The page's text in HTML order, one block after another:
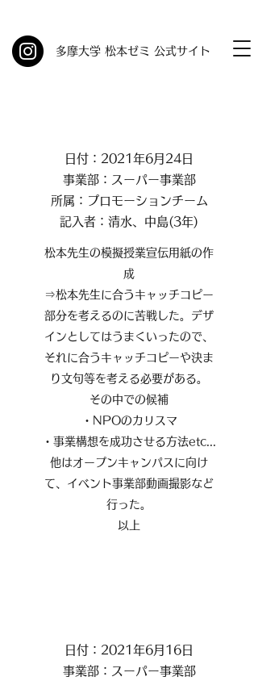
​多摩大学 松本ゼミ 公式サイト
日付：2021年6月24日
事業部：スーパー事業部
所属：プロモーションチーム
記入者：清水、中島(3年)
松本先生の模擬授業宣伝用紙の作
成
⇒松本先生に合うキャッチコピー
部分を考えるのに苦戦した。デザ
インとしてはうまくいったので、
それに合うキャッチコピーや決ま
り文句等を考える必要がある。
その中での候補
・NPOのカリスマ
・事業構想を成功させる方法etc...
他はオープンキャンパスに向け
て、イベント事業部動画撮影など
行った。
以上
日付：2021年6月16日
事業部：スーパー事業部